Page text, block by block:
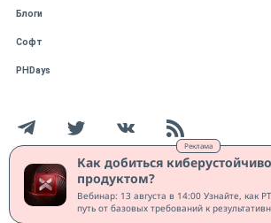
Реклама
Как добиться
продуктом?
Вебинар: 13 августа в 14:00 Узнайте, как
путь от базовых требований к
Блоги
Софт
PHDays
Работает на CMS "1С-Битрикс: Управление сайтом"
Защищено CURATOR